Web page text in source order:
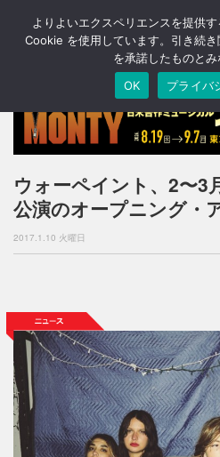
ウォーペイント、2〜3
公演のオープニング・
2017.1.10 火曜日
よりよいエクスペリエンスを提供
Cookie を使用しています。引き続
を承諾したものとみ
OK
プライバ